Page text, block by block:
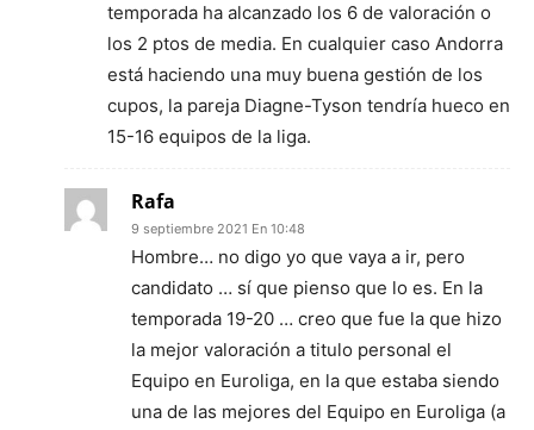
temporada ha alcanzado los 6 de valoración o
los 2 ptos de media. En cualquier caso Andorra
está haciendo una muy buena gestión de los
cupos, la pareja Diagne-Tyson tendría hueco en
15-16 equipos de la liga.
Rafa
9 septiembre 2021 En 10:48
Hombre… no digo yo que vaya a ir, pero
candidato … sí que pienso que lo es. En la
temporada 19-20 … creo que fue la que hizo
la mejor valoración a titulo personal el
Equipo en Euroliga, en la que estaba siendo
una de las mejores del Equipo en Euroliga (a